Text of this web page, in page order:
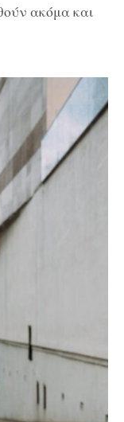
ακόμα και